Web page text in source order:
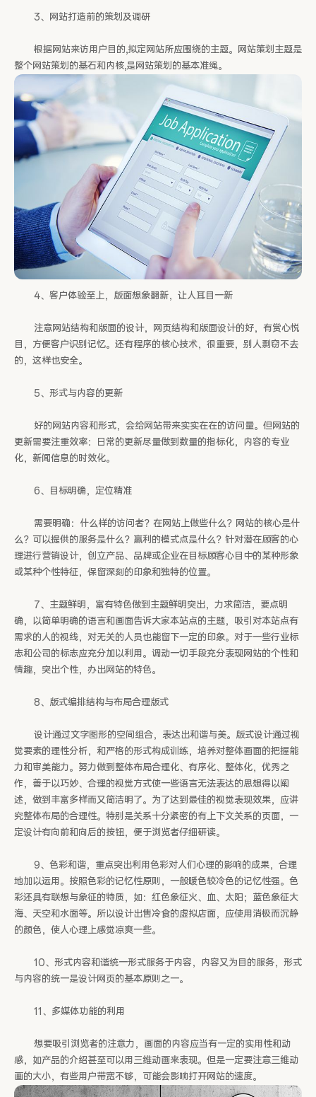
3、网站打造前的策划及调研
根据网站来访用户目的,拟定网站所应围绕的主题。网站策划主题是
整个网站策划的基石和内核,是网站策划的基本准绳。
4、客户体验至上，版面想象翻新，让人耳目一新
注意网站结构和版面的设计，网页结构和版面设计的好，有赏心悦
目，方便客户识别记忆。还有程序的核心技术，很重要，别人剽窃不去
的，这样也安全。
5、形式与内容的更新
好的网站内容和形式，会给网站带来实实在在的访问量。但网站的
更新需要注重效率：日常的更新尽量做到数量的指标化，内容的专业
化，新闻信息的时效化。
6、目标明确，定位精准
需要明确：什么样的访问者？在网站上做些什么？网站的核心是什
么？可以提供的服务是什么？赢利的模式点是什么？针对潜在顾客的心
理进行营销设计，创立产品、品牌或企业在目标顾客心目中的某种形象
或某种个性特征，保留深刻的印象和独特的位置。
7、主题鲜明，富有特色做到主题鲜明突出，力求简洁，要点明
确，以简单明确的语言和画面告诉大家本站点的主题，吸引对本站点有
需求的人的视线，对无关的人员也能留下一定的印象。对于一些行业标
志和公司的标志应充分加以利用。调动一切手段充分表现网站的个性和
情趣，突出个性，办出网站的特色。
8、版式编排结构与布局合理版式
设计通过文字图形的空间组合，表达出和谐与美。版式设计通过视
觉要素的理性分析，和严格的形式构成训练，培养对整体画面的把握能
力和审美能力。努力做到整体布局合理化、有序化、整体化，优秀之
作，善于以巧妙、合理的视觉方式使一些语言无法表达的思想得以阐
述，做到丰富多样而又简洁明了。为了达到最佳的视觉表现效果，应讲
究整体布局的合理性。特别是关系十分紧密的有上下文关系的页面，一
定设计有向前和向后的按钮，便于浏览者仔细研读。
9、色彩和谐，重点突出利用色彩对人们心理的影响的成果，合理
地加以运用。按照色彩的记忆性原则，一般暖色较冷色的记忆性强。色
彩还具有联想与象征的特质，如：红色象征火、血、太阳；蓝色象征大
海、天空和水面等。所以设计出售冷食的虚拟店面，应使用消极而沉静
的颜色，使人心理上感觉凉爽一些。
10、形式内容和谐统一形式服务于内容，内容又为目的服务，形式
与内容的统一是设计网页的基本原则之一。
11、多媒体功能的利用
想要吸引浏览者的注意力，画面的内容应当有一定的实用性和动
感，如产品的介绍甚至可以用三维动画来表现。但是一定要注意三维动
画的大小，有些用户带宽不够，可能会影响打开网站的速度。